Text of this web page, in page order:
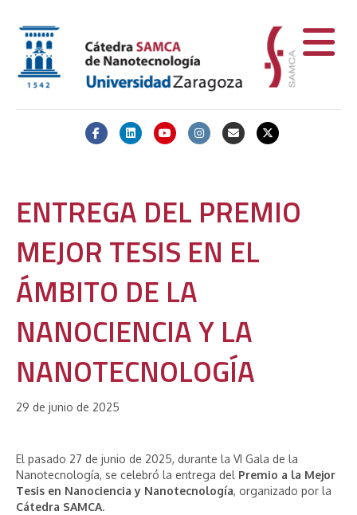
FacebookLinkedinYoutubeInstagramEmail X-twitter
ENTREGA DEL PREMIO
MEJOR TESIS EN EL
ÁMBITO DE LA
NANOCIENCIA Y LA
NANOTECNOLOGÍA
29 de junio de 2025
El pasado 27 de junio de 2025, durante la VI Gala de la
Nanotecnología, se celebró la entrega del Premio a la Mejor
Tesis en Nanociencia y Nanotecnología, organizado por la
Cátedra SAMCA.